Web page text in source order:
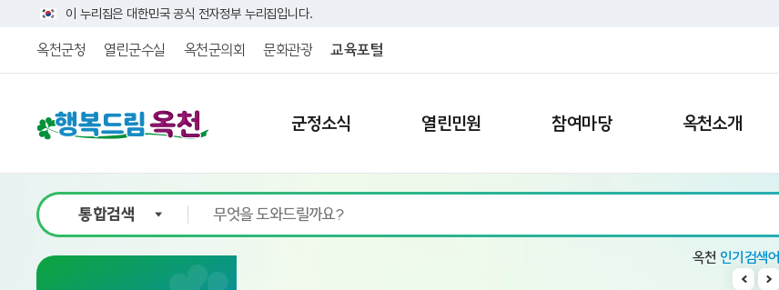
이 누리집은 대한민국 공식 전자정부 누리집입니다.
옥천군청 열린군수실 옥천군의회 문화관광 교육포털
군정소식 열린민원 참여마당 옥천소개
옥천 인기검색어
2 빈집